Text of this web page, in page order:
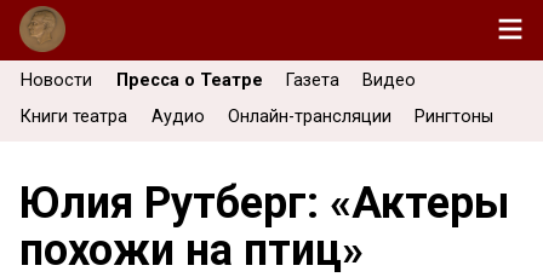
Новости Пресса о Театре Газета
Видео
Книги театра
Аудио Онлайн-трансляции Рингтоны
Юлия Рутберг: «Актеры
похожи на птиц»